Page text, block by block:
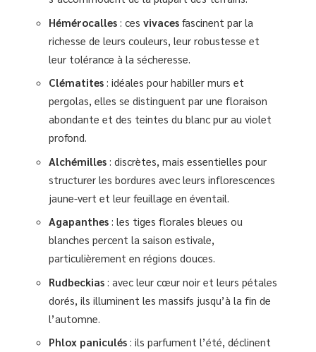
Hémérocalles : ces vivaces fascinent par la
richesse de leurs couleurs, leur robustesse et
leur tolérance à la sécheresse.
Clématites : idéales pour habiller murs et
pergolas, elles se distinguent par une floraison
abondante et des teintes du blanc pur au violet
profond.
Alchémilles : discrètes, mais essentielles pour
structurer les bordures avec leurs inflorescences
jaune-vert et leur feuillage en éventail.
Agapanthes : les tiges florales bleues ou
blanches percent la saison estivale,
particulièrement en régions douces.
Rudbeckias : avec leur cœur noir et leurs pétales
dorés, ils illuminent les massifs jusqu’à la fin de
l’automne.
Phlox paniculés : ils parfument l’été, déclinent